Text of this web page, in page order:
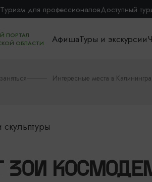
Туризм для профессионаловДоступный
ПОРТАЛ
ОБЛАСТИ
АфишаТуры и экскурсии
Интересные места в
ЗОИ